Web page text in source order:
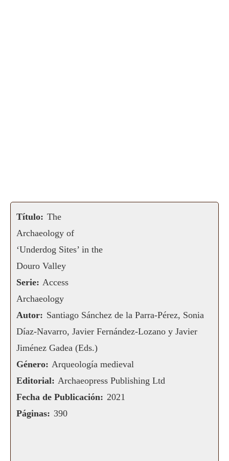
Título: The
Archaeology of
‘Underdog Sites’ in the
Douro Valley
Serie: Access
Archaeology
Autor: Santiago Sánchez de la Parra-Pérez, Sonia
Díaz-Navarro, Javier Fernández-Lozano y Javier
Jiménez Gadea (Eds.)
Género: Arqueología medieval
Editorial: Archaeopress Publishing Ltd
Fecha de Publicación: 2021
Páginas: 390